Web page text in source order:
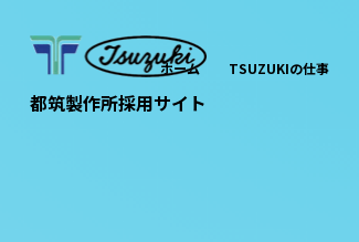
都筑製作所採用サイト
ホーム TSUZUKIの仕事